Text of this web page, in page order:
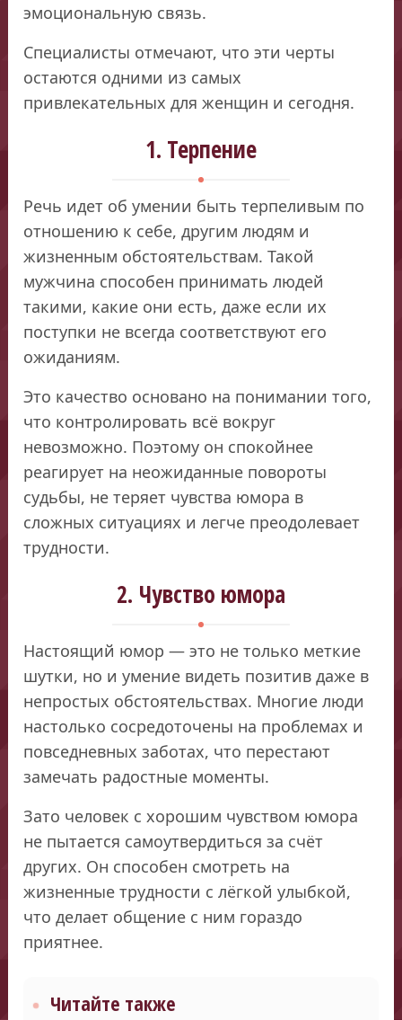
эмоциональную связь.
Специалисты отмечают, что эти черты
остаются одними из самых
привлекательных для женщин и сегодня.
1. Терпение
Речь идет об умении быть терпеливым по
отношению к себе, другим людям и
жизненным обстоятельствам. Такой
мужчина способен принимать людей
такими, какие они есть, даже если их
поступки не всегда соответствуют его
ожиданиям.
Это качество основано на понимании того,
что контролировать всё вокруг
невозможно. Поэтому он спокойнее
реагирует на неожиданные повороты
судьбы, не теряет чувства юмора в
сложных ситуациях и легче преодолевает
трудности.
2. Чувство юмора
Настоящий юмор — это не только меткие
шутки, но и умение видеть позитив даже в
непростых обстоятельствах. Многие люди
настолько сосредоточены на проблемах и
повседневных заботах, что перестают
замечать радостные моменты.
Зато человек с хорошим чувством юмора
не пытается самоутвердиться за счёт
других. Он способен смотреть на
жизненные трудности с лёгкой улыбкой,
что делает общение с ним гораздо
приятнее.
Читайте также